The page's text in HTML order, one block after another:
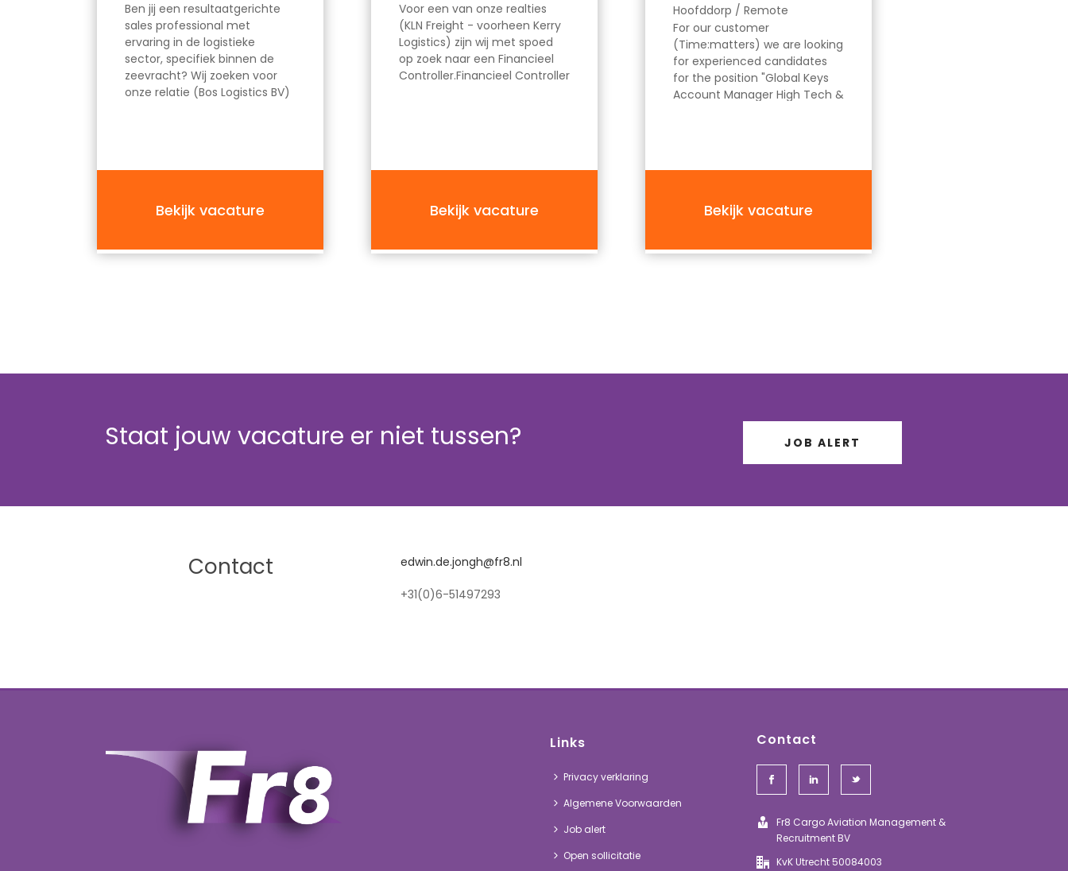
Ben jij een resultaatgerichte
sales professional met
ervaring in de logistieke
sector, specifiek binnen de
zeevracht? Wij zoeken voor
onze relatie (Bos Logistics BV)
vrijheid om jouw werk in te
groei en succes binnen de
team van Bos Logistics
Bekijk vacature
Voor een van onze realties
(KLN Freight - voorheen Kerry
Logistics) zijn wij met spoed
op zoek naar een Financieel
Controller.Financieel Controller
financiële gezondheid van de
sparringpartner voor het
Bekijk vacature
Hoofddorp / Remote
For our customer
(Time:matters) we are looking
for experienced candidates
for the position "Global Keys
Account Manager High Tech &
Bekijk vacature
Staat jouw vacature er niet tussen? JOB ALERT
Contact edwin.de.jongh@fr8.nl
+31(0)6-51497293
Links
Privacy verklaring
Algemene Voorwaarden
Job alert
Open sollicitatie
Contact
Fr8 Cargo Aviation Management &
Recruitment BV
KvK Utrecht 50084003